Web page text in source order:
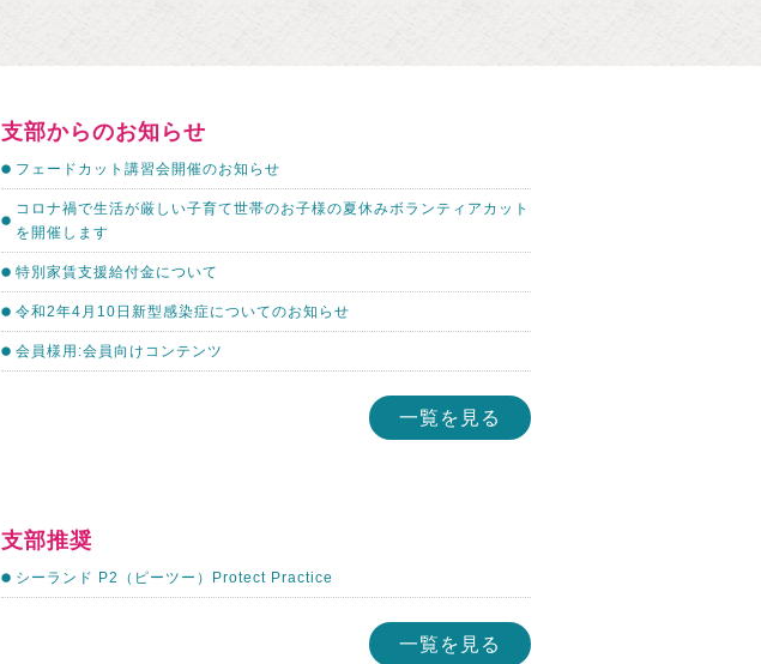
支部からのお知らせ
フェードカット講習会開催のお知らせ
コロナ禍で生活が厳しい子育て世帯のお子様の夏休みボランティアカット
を開催します
特別家賃支援給付金について
令和2年4月10日新型感染症についてのお知らせ
会員様用:会員向けコンテンツ
一覧を見る
支部推奨
シーランド P2（ピーツー）Protect Practice
一覧を見る